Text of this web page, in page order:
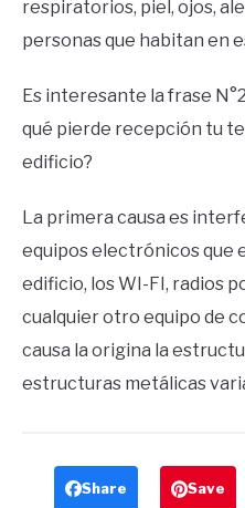
respiratorios, piel, ojos,
personas que habitan en
Es interesante la frase
qué pierde recepción tu
edificio?
La primera causa es
equipos electrónicos que
edificio, los WI-FI, radios
cualquier otro equipo de
causa la origina la
estructuras metálicas
Share Save